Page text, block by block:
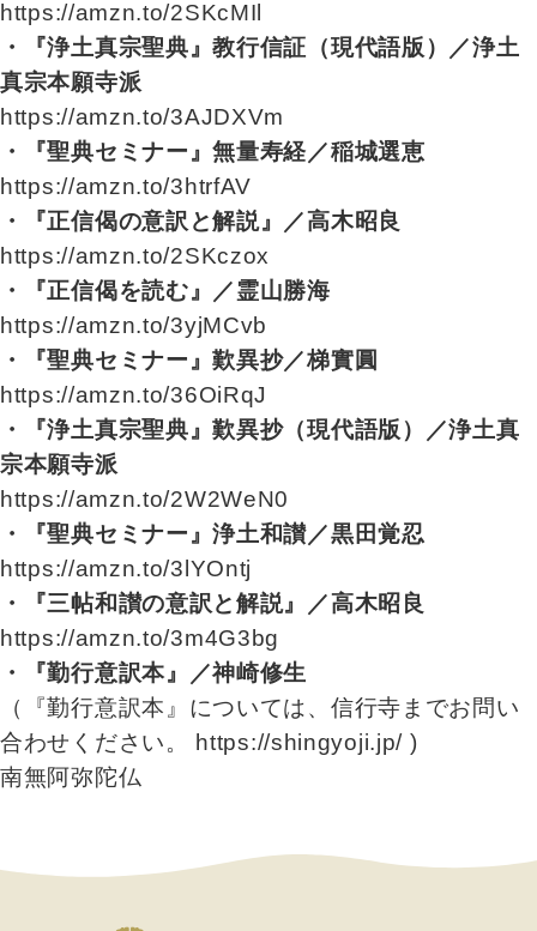
https://amzn.to/2SKcMIl
・『浄土真宗聖典』教行信証（現代語版）／浄土
真宗本願寺派
https://amzn.to/3AJDXVm
・『聖典セミナー』無量寿経／稲城選恵
https://amzn.to/3htrfAV
・『正信偈の意訳と解説』／高木昭良
https://amzn.to/2SKczox
・『正信偈を読む』／霊山勝海
https://amzn.to/3yjMCvb
・『聖典セミナー』歎異抄／梯實圓
https://amzn.to/36OiRqJ
・『浄土真宗聖典』歎異抄（現代語版）／浄土真
宗本願寺派
https://amzn.to/2W2WeN0
・『聖典セミナー』浄土和讃／黒田覚忍
https://amzn.to/3lYOntj
・『三帖和讃の意訳と解説』／高木昭良
https://amzn.to/3m4G3bg
・『勤行意訳本』／神崎修生
（『勤行意訳本』については、信行寺までお問い
合わせください。 https://shingyoji.jp/ )
南無阿弥陀仏